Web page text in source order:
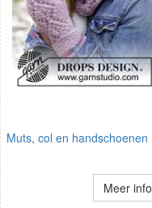
Muts, col en handschoenen
Meer info